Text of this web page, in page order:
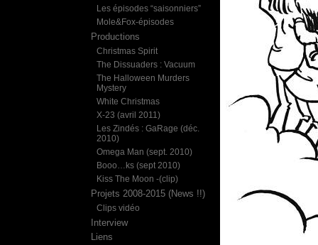
Les épisodes “saisonniers”
Mole&Fox-épisodes
Productions
Christmas Spirit
The Dissuaders : Vacuum
The Halloween Murders
Mystery
White Christmas
X-23 (avril 2011)
Les Zindés : GaRage (déc.
2010)
Omega Man (sept. 2010)
Booo…ks (sept 2010)
Kiss The Moon -(clip)
Projets 2008-2015 (News !!)
Clips vidéo
Interview
Liens